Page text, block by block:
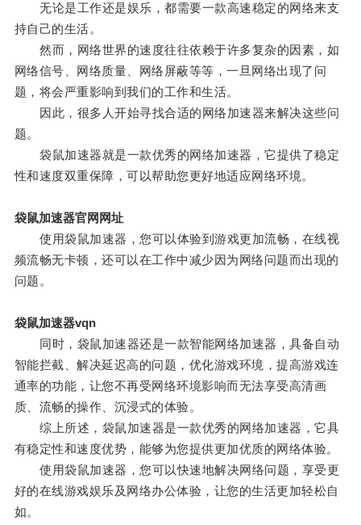
无论是工作还是娱乐，都需要一款高速稳定的网络来支
持自己的生活。
然而，网络世界的速度往往依赖于许多复杂的因素，如
网络信号、网络质量、网络屏蔽等等，一旦网络出现了问
题，将会严重影响到我们的工作和生活。
因此，很多人开始寻找合适的网络加速器来解决这些问
题。
袋鼠加速器就是一款优秀的网络加速器，它提供了稳定
性和速度双重保障，可以帮助您更好地适应网络环境。
袋鼠加速器官网网址
使用袋鼠加速器，您可以体验到游戏更加流畅，在线视
频流畅无卡顿，还可以在工作中减少因为网络问题而出现的
问题。
袋鼠加速器vqn
同时，袋鼠加速器还是一款智能网络加速器，具备自动
智能拦截、解决延迟高的问题，优化游戏环境，提高游戏连
通率的功能，让您不再受网络环境影响而无法享受高清画
质、流畅的操作、沉浸式的体验。
综上所述，袋鼠加速器是一款优秀的网络加速器，它具
有稳定性和速度优势，能够为您提供更加优质的网络体验。
使用袋鼠加速器，您可以快速地解决网络问题，享受更
好的在线游戏娱乐及网络办公体验，让您的生活更加轻松自
如。